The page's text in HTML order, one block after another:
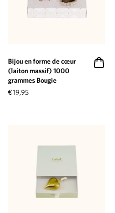
Bijou en forme de cœur
(laiton massif) 1000
grammes Bougie
€19,95